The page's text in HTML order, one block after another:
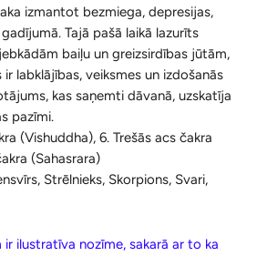
izmantot bezmiega, depresijas,
Tajā pašā laikā lazurīts
baiļu un greizsirdības jūtām,
ir labklājības, veiksmes un izdošanās
kas saņemti dāvanā, uzskatīja
pazīmi.
(Vishuddha), 6. Trešās acs čakra
(Sahasrara)
Strēlnieks, Skorpions, Svari,
ilustratīva nozīme, sakarā ar to ka